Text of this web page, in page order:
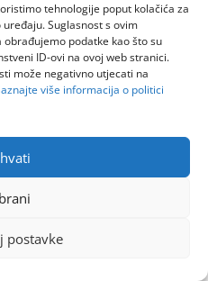
tehnologije poput kolačića za
Suglasnost s ovim
podatke kao što su
ID-ovi na ovoj web stranici.
može negativno utjecati na
više informacija o politici
postavke